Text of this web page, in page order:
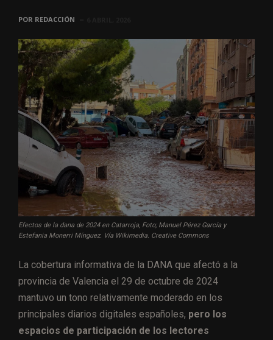
POR REDACCIÓN
Efectos de la dana de 2024 en Catarroja, Foto; Manuel Pérez García y
Estefania Monerri Mínguez. Vía Wikimedia. Creative Commons
La cobertura informativa de la DANA que afectó a la
provincia de Valencia el 29 de octubre de 2024
mantuvo un tono relativamente moderado en los
principales diarios digitales españoles, pero los
espacios de participación de los lectores